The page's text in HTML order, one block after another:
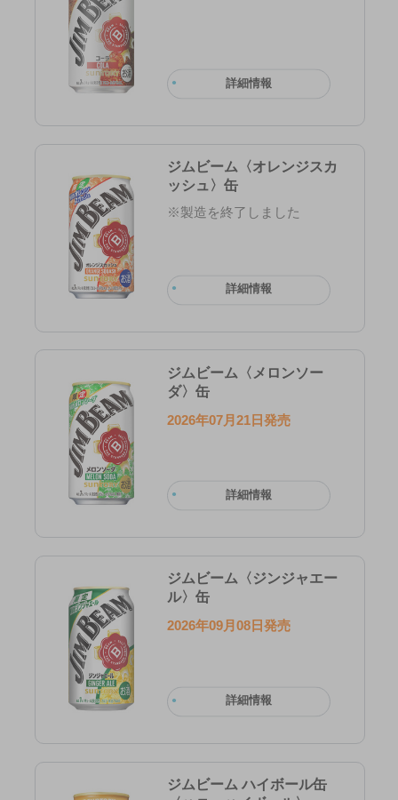
詳細情報
ジムビーム〈オレンジスカ
ッシュ〉缶
※製造を終了しました
詳細情報
ジムビーム〈メロンソー
ダ〉缶
2026年07月21日発売
詳細情報
ジムビーム〈ジンジャエー
ル〉缶
2026年09月08日発売
詳細情報
ジムビーム ハイボール缶